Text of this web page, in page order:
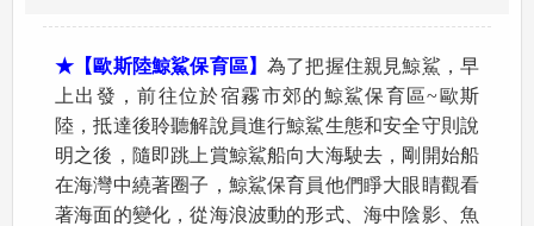
★【歐斯陸鯨鯊保育區】為了把握住親見鯨鯊，早
上出發，前往位於宿霧市郊的鯨鯊保育區~歐斯
陸，抵達後聆聽解說員進行鯨鯊生態和安全守則說
明之後，隨即跳上賞鯨鯊船向大海駛去，剛開始船
在海灣中繞著圈子，鯨鯊保育員他們睜大眼睛觀看
著海面的變化，從海浪波動的形式、海中陰影、魚